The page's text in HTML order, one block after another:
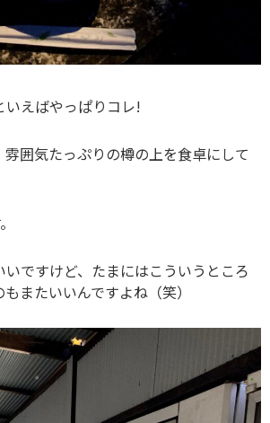
いえばやっぱりコレ!
囲気たっぷりの樽の上を食卓にして
ですけど、たまにはこういうところ
またいいんですよね（笑）